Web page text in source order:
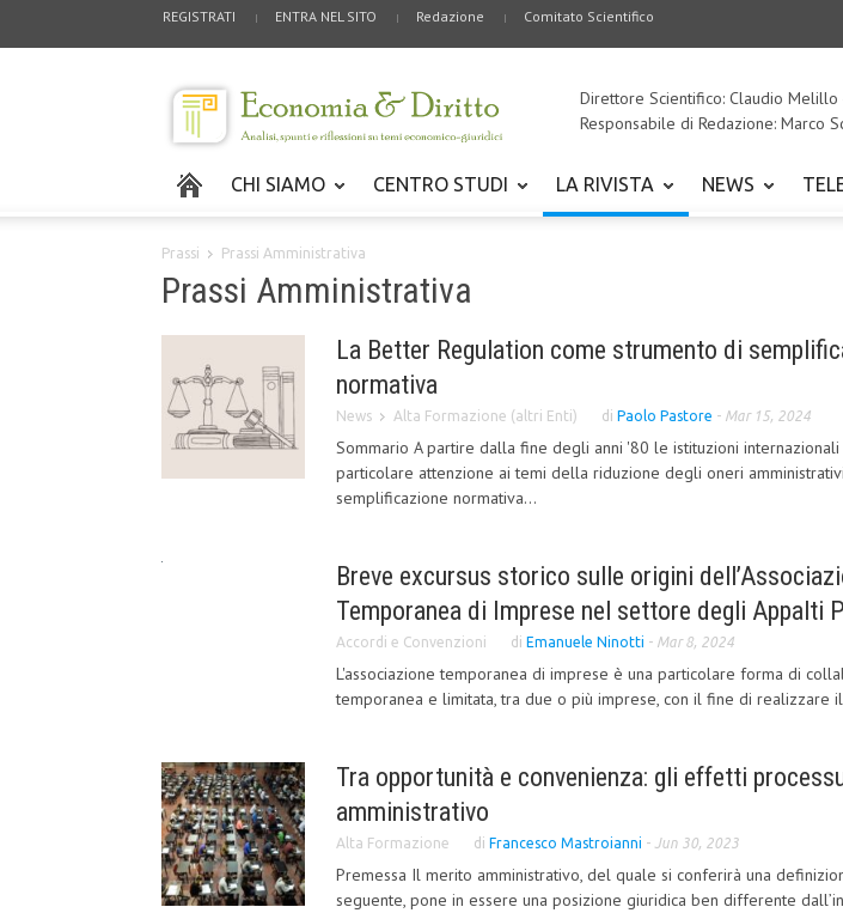
REGISTRATI ENTRA NEL SITO Redazione Comitato Scientifico
Direttore Scientifico: Claudio
Responsabile di Redazione: Marco
CHI SIAMO CENTRO STUDI LA RIVISTA NEWS
Prassi Prassi Amministrativa
Prassi Amministrativa
La Better Regulation come strumento di
normativa
News Alta Formazione (altri Enti) di Paolo Pastore - Mar 15, 2024
Sommario A partire dalla fine degli anni '80 le istituzioni internazionali
particolare attenzione ai temi della riduzione degli oneri
semplificazione normativa...
Breve excursus storico sulle origini
Temporanea di Imprese nel settore degli Appalti
Accordi e Convenzioni di Emanuele Ninotti - Mar 8, 2024
L'associazione temporanea di imprese è una particolare forma di
temporanea e limitata, tra due o più imprese, con il fine di realizzare
Tra opportunità e convenienza: gli effetti
amministrativo
Alta Formazione di Francesco Mastroianni - Jun 30, 2023
Premessa Il merito amministrativo, del quale si conferirà una
seguente, pone in essere una posizione giuridica ben differente